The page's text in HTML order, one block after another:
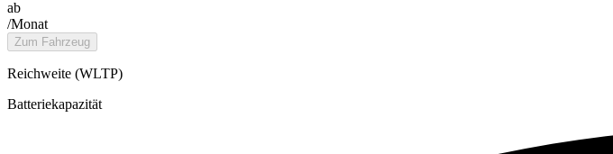
ab
/Monat
Zum Fahrzeug
Reichweite (WLTP)
Batteriekapazität